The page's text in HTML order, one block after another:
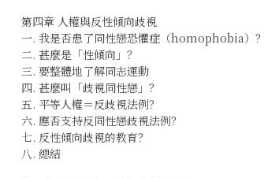
第四章 人權與反性傾向歧視
一. 我是否患了同性戀恐懼症（homophobia）？
二. 甚麼是「性傾向」？
三. 要整體地了解同志運動
四. 甚麼叫「歧視同性戀」？
五. 平等人權＝反歧視法例？
六. 應否支持反同性戀歧視法例？
七. 反性傾向歧視的教育？
八. 總結